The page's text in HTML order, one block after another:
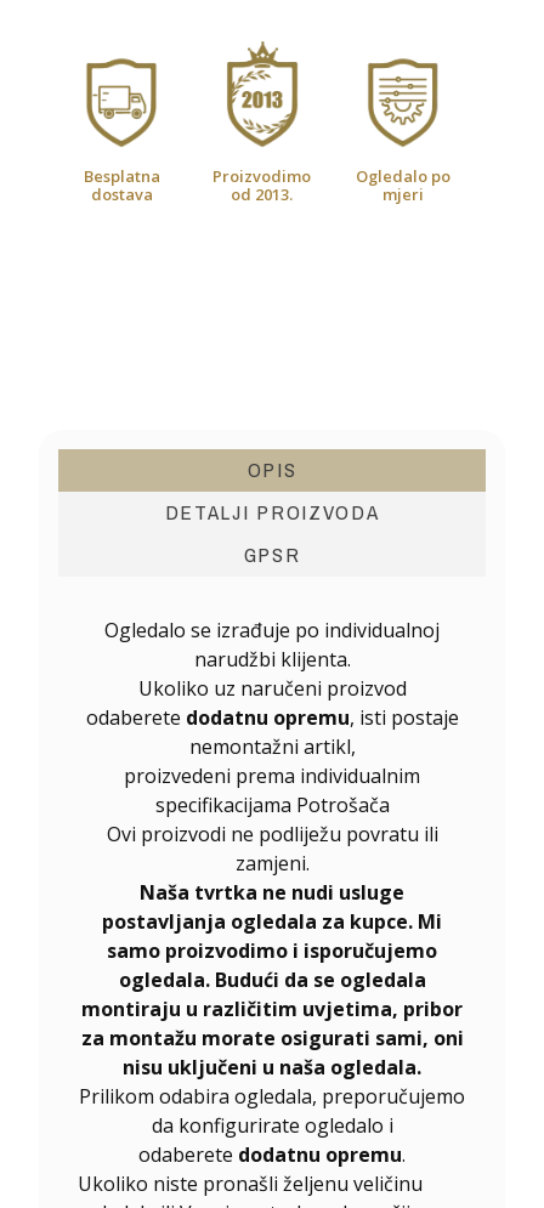
Besplatna
dostava
Proizvodimo
od 2013.
Ogledalo po
mjeri
OPIS
DETALJI PROIZVODA
GPSR
Ogledalo se izrađuje po individualnoj
narudžbi klijenta.
Ukoliko uz naručeni proizvod
odaberete dodatnu opremu, isti postaje
nemontažni artikl,
proizvedeni prema individualnim
specifikacijama Potrošača
Ovi proizvodi ne podliježu povratu ili
zamjeni.
Naša tvrtka ne nudi usluge
postavljanja ogledala za kupce. Mi
samo proizvodimo i isporučujemo
ogledala. Budući da se ogledala
montiraju u različitim uvjetima, pribor
za montažu morate osigurati sami, oni
nisu uključeni u naša ogledala.
Prilikom odabira ogledala, preporučujemo
da konfigurirate ogledalo i
odaberete dodatnu opremu.
Ukoliko niste pronašli željenu veličinu